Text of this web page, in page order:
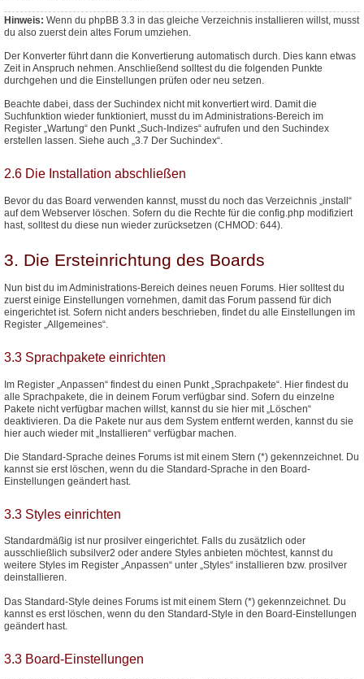
Hinweis: Wenn du phpBB 3.3 in das gleiche Verzeichnis installieren willst, musst
du also zuerst dein altes Forum umziehen.
Der Konverter führt dann die Konvertierung automatisch durch. Dies kann etwas
Zeit in Anspruch nehmen. Anschließend solltest du die folgenden Punkte
durchgehen und die Einstellungen prüfen oder neu setzen.
Beachte dabei, dass der Suchindex nicht mit konvertiert wird. Damit die
Suchfunktion wieder funktioniert, musst du im Administrations-Bereich im
Register „Wartung“ den Punkt „Such-Indizes“ aufrufen und den Suchindex
erstellen lassen. Siehe auch „3.7 Der Suchindex“.
2.6 Die Installation abschließen
Bevor du das Board verwenden kannst, musst du noch das Verzeichnis „install“
auf dem Webserver löschen. Sofern du die Rechte für die config.php modifiziert
hast, solltest du diese nun wieder zurücksetzen (CHMOD: 644).
3. Die Ersteinrichtung des Boards
Nun bist du im Administrations-Bereich deines neuen Forums. Hier solltest du
zuerst einige Einstellungen vornehmen, damit das Forum passend für dich
eingerichtet ist. Sofern nicht anders beschrieben, findet du alle Einstellungen im
Register „Allgemeines“.
3.3 Sprachpakete einrichten
Im Register „Anpassen“ findest du einen Punkt „Sprachpakete“. Hier findest du
alle Sprachpakete, die in deinem Forum verfügbar sind. Sofern du einzelne
Pakete nicht verfügbar machen willst, kannst du sie hier mit „Löschen“
deaktivieren. Da die Pakete nur aus dem System entfernt werden, kannst du sie
hier auch wieder mit „Installieren“ verfügbar machen.
Die Standard-Sprache deines Forums ist mit einem Stern (*) gekennzeichnet. Du
kannst sie erst löschen, wenn du die Standard-Sprache in den Board-
Einstellungen geändert hast.
3.3 Styles einrichten
Standardmäßig ist nur prosilver eingerichtet. Falls du zusätzlich oder
ausschließlich subsilver2 oder andere Styles anbieten möchtest, kannst du
weitere Styles im Register „Anpassen“ unter „Styles“ installieren bzw. prosilver
deinstallieren.
Das Standard-Style deines Forums ist mit einem Stern (*) gekennzeichnet. Du
kannst es erst löschen, wenn du den Standard-Style in den Board-Einstellungen
geändert hast.
3.3 Board-Einstellungen